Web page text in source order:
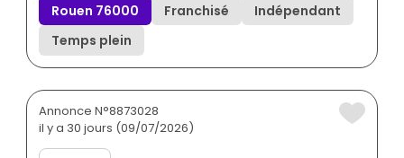
Rouen 76000 Franchisé
Indépendant
Temps plein
Annonce N°8873028
il y a 30 jours (09/07/2026)